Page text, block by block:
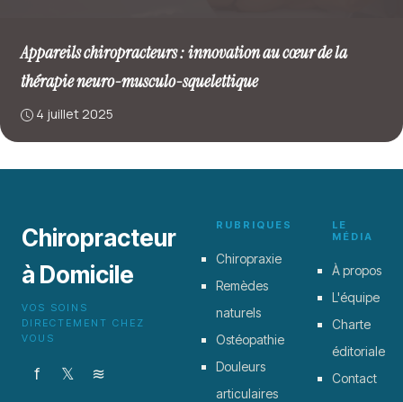
Appareils chiropracteurs : innovation au cœur de la
thérapie neuro-musculo-squelettique
4 juillet 2025
Chiropracteur
à Domicile
VOS SOINS
DIRECTEMENT CHEZ
VOUS
f 𝕏 ≋
RUBRIQUES
Chiropraxie
Remèdes
naturels
Ostéopathie
Douleurs
articulaires
LE
MÉDIA
À propos
L'équipe
Charte
éditoriale
Contact